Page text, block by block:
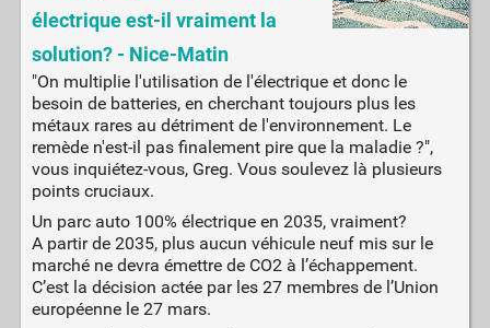
électrique est-il vraiment la
solution? - Nice-Matin
"On multiplie l'utilisation de l'électrique et donc le
besoin de batteries, en cherchant toujours plus les
métaux rares au détriment de l'environnement. Le
remède n'est-il pas finalement pire que la maladie ?",
vous inquiétez-vous, Greg. Vous soulevez là plusieurs
points cruciaux.
Un parc auto 100% électrique en 2035, vraiment?
A partir de 2035, plus aucun véhicule neuf mis sur le
marché ne devra émettre de CO2 à l’échappement.
C’est la décision actée par les 27 membres de l’Union
européenne le 27 mars.